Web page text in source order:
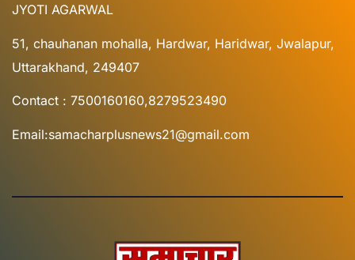
JYOTI AGARWAL
51, chauhanan mohalla, Hardwar, Haridwar, Jwalapur,
Uttarakhand, 249407
Contact : 7500160160,8279523490
Email:samacharplusnews21@gmail.com